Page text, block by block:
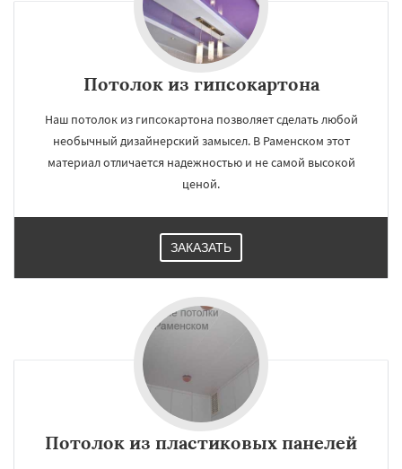
Лесной Городок
Потолок из гипсокартона
Наш потолок из гипсокартона позволяет сделать любой
необычный дизайнерский замысел. В Раменском этот
материал отличается надежностью и не самой высокой
ценой.
ЗАКАЗАТЬ
Потолок из пластиковых панелей